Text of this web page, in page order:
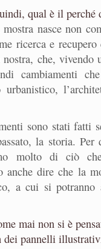
qual è il perché
nasce non
ricerca e
che, vivendo
cambiamenti
urbanistico,
sono stati fatti
la storia. Per
molto di ciò
anche dire che la
a cui si potranno
mai non si è
dei pannelli